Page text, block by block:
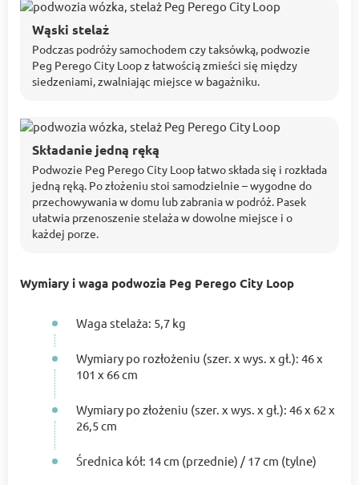
Wąski stelaż
Podczas podróży samochodem czy taksówką, podwozie
Peg Perego City Loop z łatwością zmieści się między
siedzeniami, zwalniając miejsce w bagażniku.
Składanie jedną ręką
Podwozie Peg Perego City Loop łatwo składa się i rozkłada
jedną ręką. Po złożeniu stoi samodzielnie – wygodne do
przechowywania w domu lub zabrania w podróż. Pasek
ułatwia przenoszenie stelaża w dowolne miejsce i o
każdej porze.
Wymiary i waga podwozia Peg Perego City Loop
Waga stelaża: 5,7 kg
Wymiary po rozłożeniu (szer. x wys. x gł.): 46 x
101 x 66 cm
Wymiary po złożeniu (szer. x wys. x gł.): 46 x 62 x
26,5 cm
Średnica kół: 14 cm (przednie) / 17 cm (tylne)